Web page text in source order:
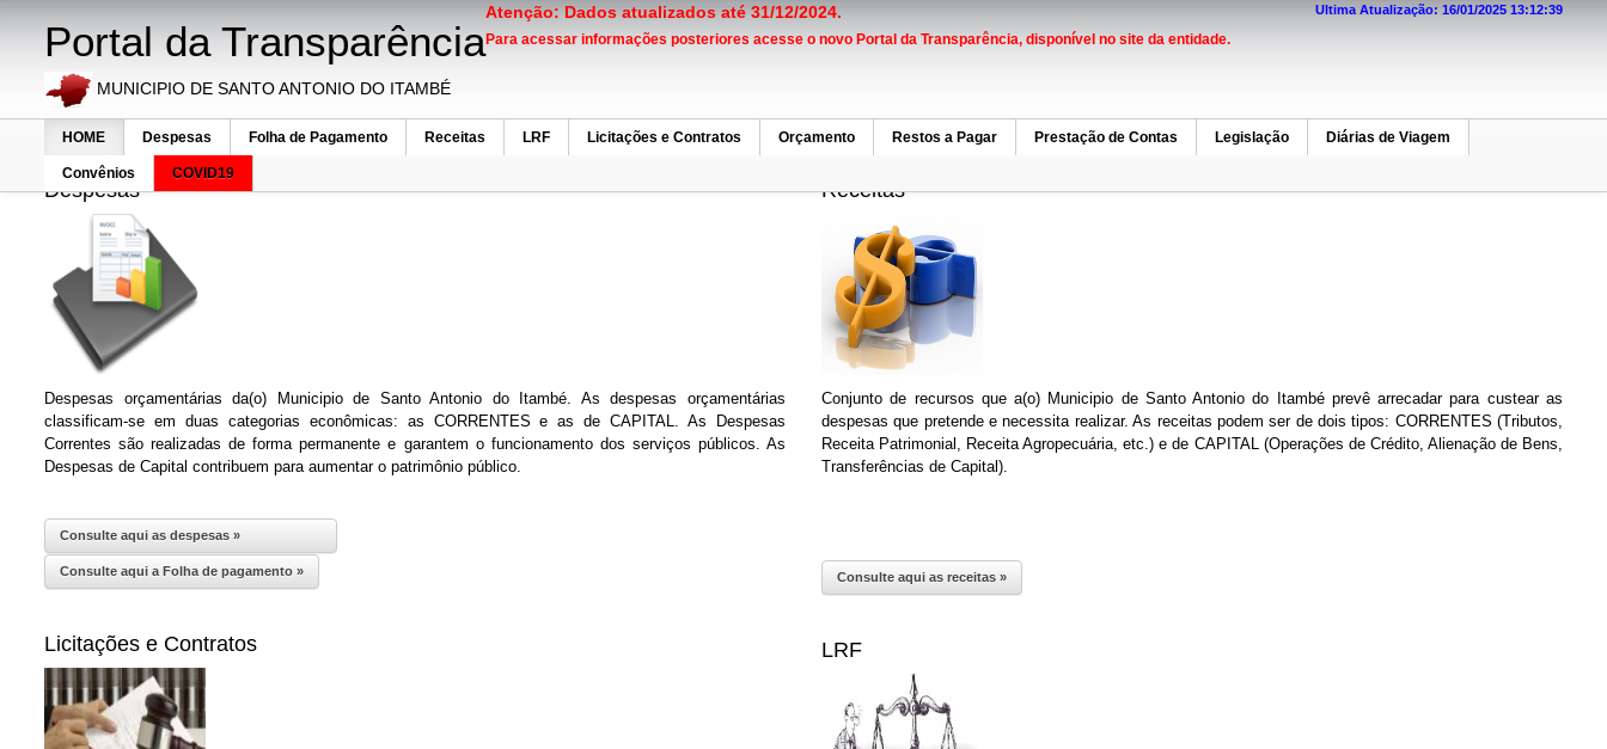
Portal da Transparência
MUNICIPIO DE SANTO ANTONIO DO ITAMBÉ
Ultima Atualização: 16/01/2025 13:12:39
Atenção: Dados atualizados até 31/12/2024.
Para acessar informações posteriores acesse o novo Portal da Transparência, disponível no site da entidade.
HOME Despesas Folha de Pagamento Receitas LRF Licitações e Contratos Orçamento Restos a Pagar Prestação de Contas Legislação Diárias de Viagem
Convênios COVID19
Despesas
Despesas orçamentárias da(o) Municipio de Santo Antonio do Itambé. As despesas orçamentárias
classificam-se em duas categorias econômicas: as CORRENTES e as de CAPITAL. As Despesas
Correntes são realizadas de forma permanente e garantem o funcionamento dos serviços públicos. As
Despesas de Capital contribuem para aumentar o patrimônio público.
Consulte aqui as despesas »
Consulte aqui a Folha de pagamento »
Licitações e Contratos
Receitas
Conjunto de recursos que a(o) Municipio de Santo Antonio do Itambé prevê arrecadar para custear as
despesas que pretende e necessita realizar. As receitas podem ser de dois tipos: CORRENTES (Tributos,
Receita Patrimonial, Receita Agropecuária, etc.) e de CAPITAL (Operações de Crédito, Alienação de Bens,
Transferências de Capital).
Consulte aqui as receitas »
LRF